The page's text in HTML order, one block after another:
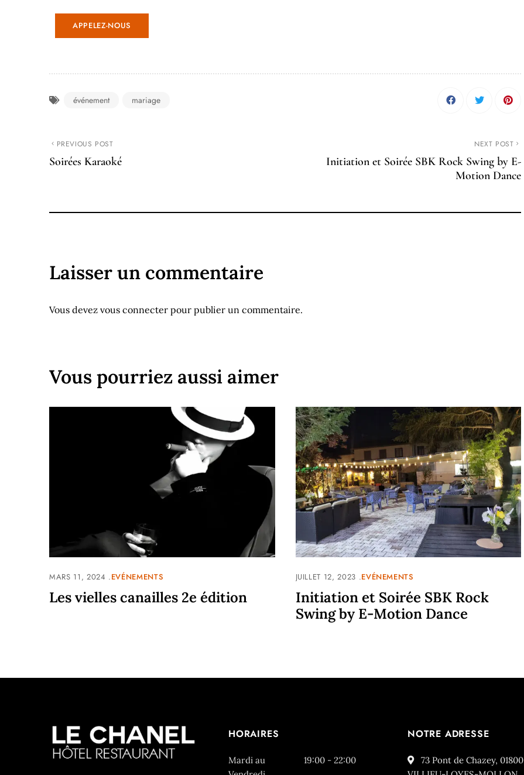
APPELEZ-NOUS
événement mariage
PREVIOUS POST
Soirées Karaoké
NEXT POST
Initiation et Soirée SBK Rock Swing by E-
Motion Dance
Laisser un commentaire
Vous devez vous connecter pour publier un commentaire.
Vous pourriez aussi aimer
MARS 11, 2024 EVÉNEMENTS
Les vielles canailles 2e édition
JUILLET 12, 2023 EVÉNEMENTS
Initiation et Soirée SBK Rock
Swing by E-Motion Dance
HORAIRES
Mardi au
19:00 - 22:00
NOTRE ADRESSE
73 Pont de Chazey, 01800